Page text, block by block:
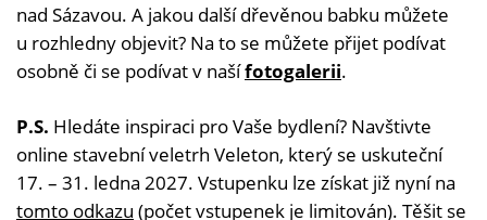
nad Sázavou. A jakou další dřevěnou babku můžete
u rozhledny objevit? Na to se můžete přijet podívat
osobně či se podívat v našífotogalerii.
P.S. Hledáte inspiraci pro Vaše bydlení? Navštivte
online stavební veletrh Veleton, který se uskuteční
17. – 31. ledna 2027. Vstupenku lze získat již nyní na
tomto odkazu (počet vstupenek je limitován). Těšit se